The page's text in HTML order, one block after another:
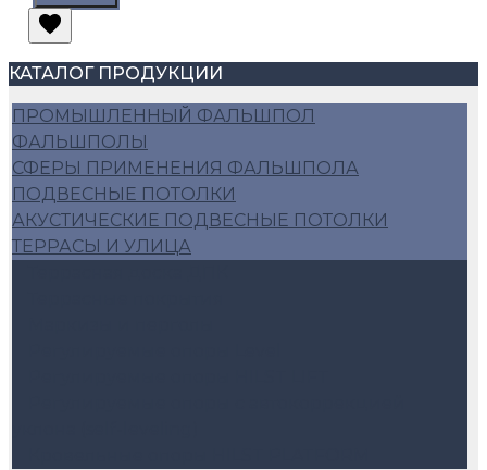
КАТАЛОГ ПРОДУКЦИИ
ПРОМЫШЛЕННЫЙ ФАЛЬШПОЛ
ФАЛЬШПОЛЫ
СФЕРЫ ПРИМЕНЕНИЯ ФАЛЬШПОЛА
ПОДВЕСНЫЕ ПОТОЛКИ
АКУСТИЧЕСКИЕ ПОДВЕСНЫЕ ПОТОЛКИ
ТЕРРАСЫ И УЛИЦА